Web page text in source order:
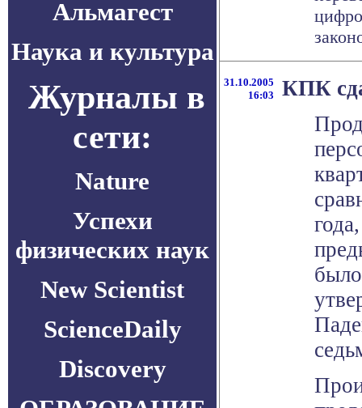
Альмагест
Наука и культура
Журналы в
сети:
Nature
Успехи
физических наук
New Scientist
ScienceDaily
Discovery
31.10.2005
16:03
КПК